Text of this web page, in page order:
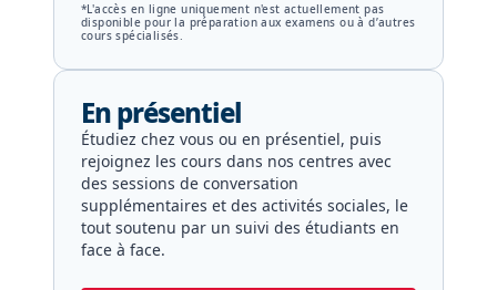
*L'accès en ligne uniquement n'est actuellement pas
disponible pour la préparation aux examens ou à d’autres
cours spécialisés.
En présentiel
Étudiez chez vous ou en présentiel, puis
rejoignez les cours dans nos centres avec
des sessions de conversation
supplémentaires et des activités sociales, le
tout soutenu par un suivi des étudiants en
face à face.